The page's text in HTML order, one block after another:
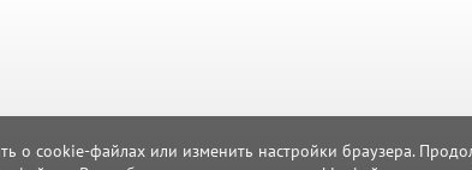
о cookie-файлах или изменить настройки браузера.